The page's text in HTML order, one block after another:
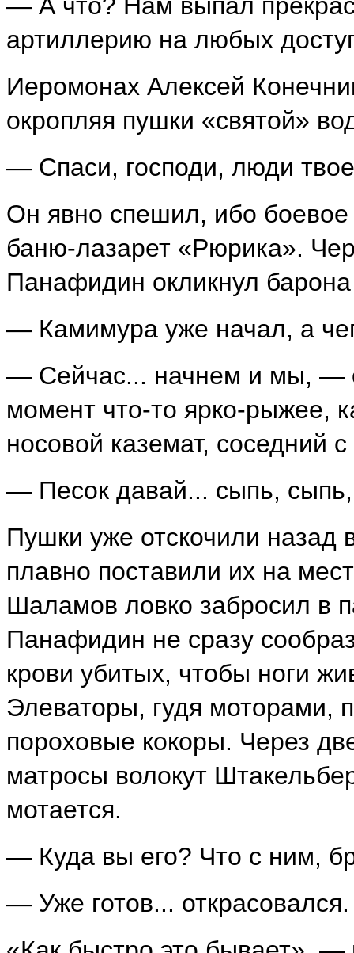
артиллерию на любых
Иеромонах Алексей
окропляя пушки «святой»
— Спаси, господи, люди
Он явно спешил, ибо боевое
баню-лазарет «Рюрика».
Панафидин окликнул
— Камимура уже начал, а
— Сейчас... начнем и мы, —
момент что-то ярко-рыжее,
носовой каземат, соседний
— Песок давай... сыпь,
Пушки уже отскочили назад
плавно поставили их на
Шаламов ловко забросил в
Панафидин не сразу
крови убитых, чтобы ноги
Элеваторы, гудя моторами,
пороховые кокоры. Через
матросы волокут
мотается.
— Куда вы его? Что с ним,
— Уже готов...